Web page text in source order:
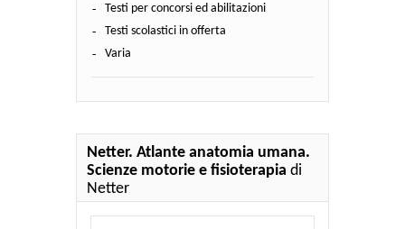
Testi per concorsi ed abilitazioni
Testi scolastici in offerta
Varia
Netter. Atlante anatomia umana.
Scienze motorie e fisioterapia di
Netter